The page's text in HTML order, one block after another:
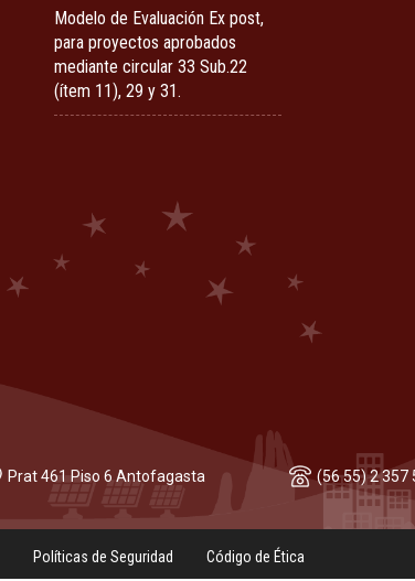
Modelo de Evaluación Ex post,
para proyectos aprobados
mediante circular 33 Sub.22
(ítem 11), 29 y 31.
Prat 461 Piso 6 Antofagasta (56 55) 2 357
Políticas de Seguridad Código de Ética